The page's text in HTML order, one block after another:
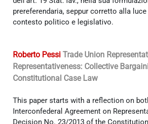
prereferendaria, seppur corretto alla
contesto politico e legislativo.
Roberto Pessi Trade Union
Representativeness: Collective
Constitutional Case Law
This paper starts with a reflection on
Interconfederal Agreement on
Decision No. 23/2013 of the